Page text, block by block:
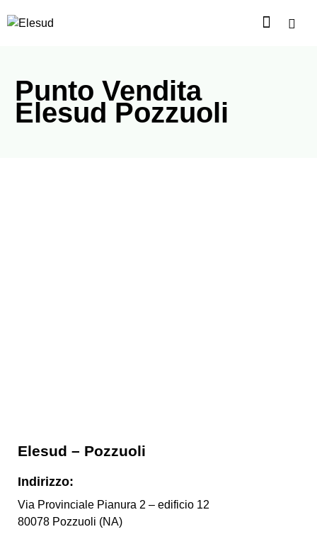
Punto Vendita
Elesud Pozzuoli
Elesud – Pozzuoli
Indirizzo:
Via Provinciale Pianura 2 – edificio 12
80078 Pozzuoli (NA)